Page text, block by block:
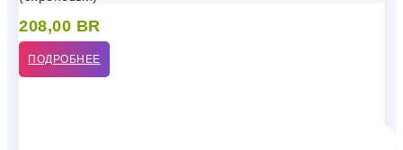
208,00 BR
ПОДРОБНЕЕ